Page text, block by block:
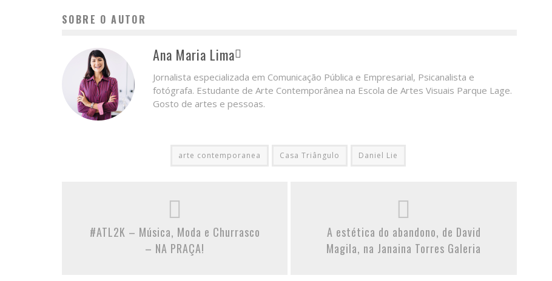
SOBRE O AUTOR
Ana Maria Lima
Jornalista especializada em Comunicação Pública e Empresarial, Psicanalista e
fotógrafa. Estudante de Arte Contemporânea na Escola de Artes Visuais Parque Lage.
Gosto de artes e pessoas.
arte contemporanea Casa Triângulo Daniel Lie
#ATL2K – Música, Moda e Churrasco
– NA PRAÇA!
A estética do abandono, de David
Magila, na Janaina Torres Galeria